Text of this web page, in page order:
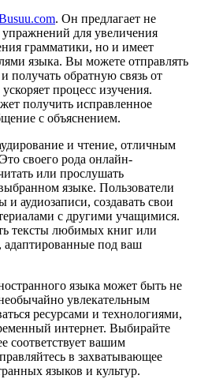
. Он предлагает не
для увеличения
грамматики, но и имеет
языка. Вы можете отправлять
получать обратную связь от
процесс изучения.
получить исправленное
с объяснением.
и чтение, отличным
своего рода онлайн-
или прослушать
языке. Пользователи
и аудиозаписи, создавать свои
с другими учащимися.
тексты любимых книг или
адаптированные под ваш
языка может быть не
увлекательным
ресурсами и технологиями,
интернет. Выбирайте
соответствует вашим
в захватывающее
языков и культур.